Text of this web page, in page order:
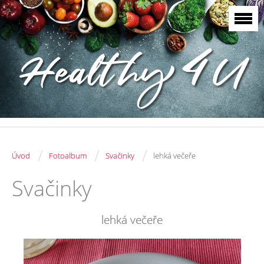
Úvod / Fotoalbum / Svačinky / lehká večeře
Svačinky
lehká večeře